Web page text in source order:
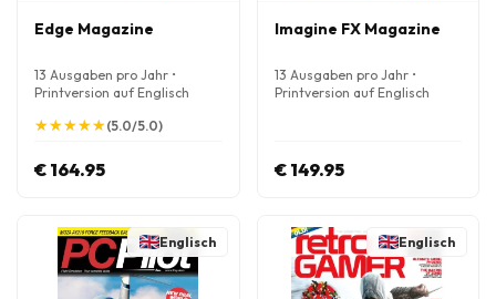
Edge Magazine
13 Ausgaben pro Jahr •
Printversion auf Englisch
★
★★
★★
★★
★★
★(5.0/5.0)
€ 164.95
Imagine FX Magazine
13 Ausgaben pro Jahr •
Printversion auf Englisch
€ 149.95
Englisch Englisch